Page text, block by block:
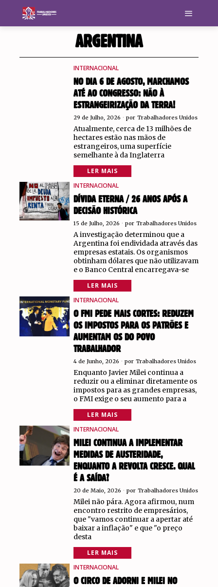
ARGENTINA
INTERNACIONAL
NO DIA 6 DE AGOSTO, MARCHAMOS
ATÉ AO CONGRESSO: NÃO À
ESTRANGEIRIZAÇÃO DA TERRA!
29 de Julho, 2026 por Trabalhadores Unidos
Atualmente, cerca de 13 milhões de
hectares estão nas mãos de
estrangeiros, uma superfície
semelhante à da Inglaterra
LER MAIS
INTERNACIONAL
DÍVIDA ETERNA / 26 ANOS APÓS A
DECISÃO HISTÓRICA
15 de Julho, 2026 por Trabalhadores Unidos
A investigação determinou que a
Argentina foi endividada através das
empresas estatais. Os organismos
obtinham dólares que não utilizavam
e o Banco Central encarregava-se
LER MAIS
INTERNACIONAL
O FMI PEDE MAIS CORTES: REDUZEM
OS IMPOSTOS PARA OS PATRÕES E
AUMENTAM OS DO POVO
TRABALHADOR
4 de Junho, 2026 por Trabalhadores Unidos
Enquanto Javier Milei continua a
reduzir ou a eliminar diretamente os
impostos para as grandes empresas,
o FMI exige o seu aumento para a
LER MAIS
INTERNACIONAL
MILEI CONTINUA A IMPLEMENTAR
MEDIDAS DE AUSTERIDADE,
ENQUANTO A REVOLTA CRESCE. QUAL
É A SAÍDA?
20 de Maio, 2026 por Trabalhadores Unidos
Milei não pára. Agora afirmou, num
encontro restrito de empresários,
que "vamos continuar a apertar até
baixar a inflação" e que "o preço
desta
LER MAIS
INTERNACIONAL
O CIRCO DE ADORNI E MILEI NO